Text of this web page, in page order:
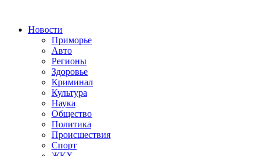
Новости
Приморье
Авто
Регионы
Здоровье
Криминал
Культура
Наука
Общество
Политика
Происшествия
Спорт